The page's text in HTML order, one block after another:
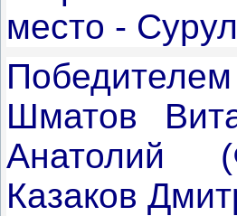
место -
Шматов
Анатолий
Казаков